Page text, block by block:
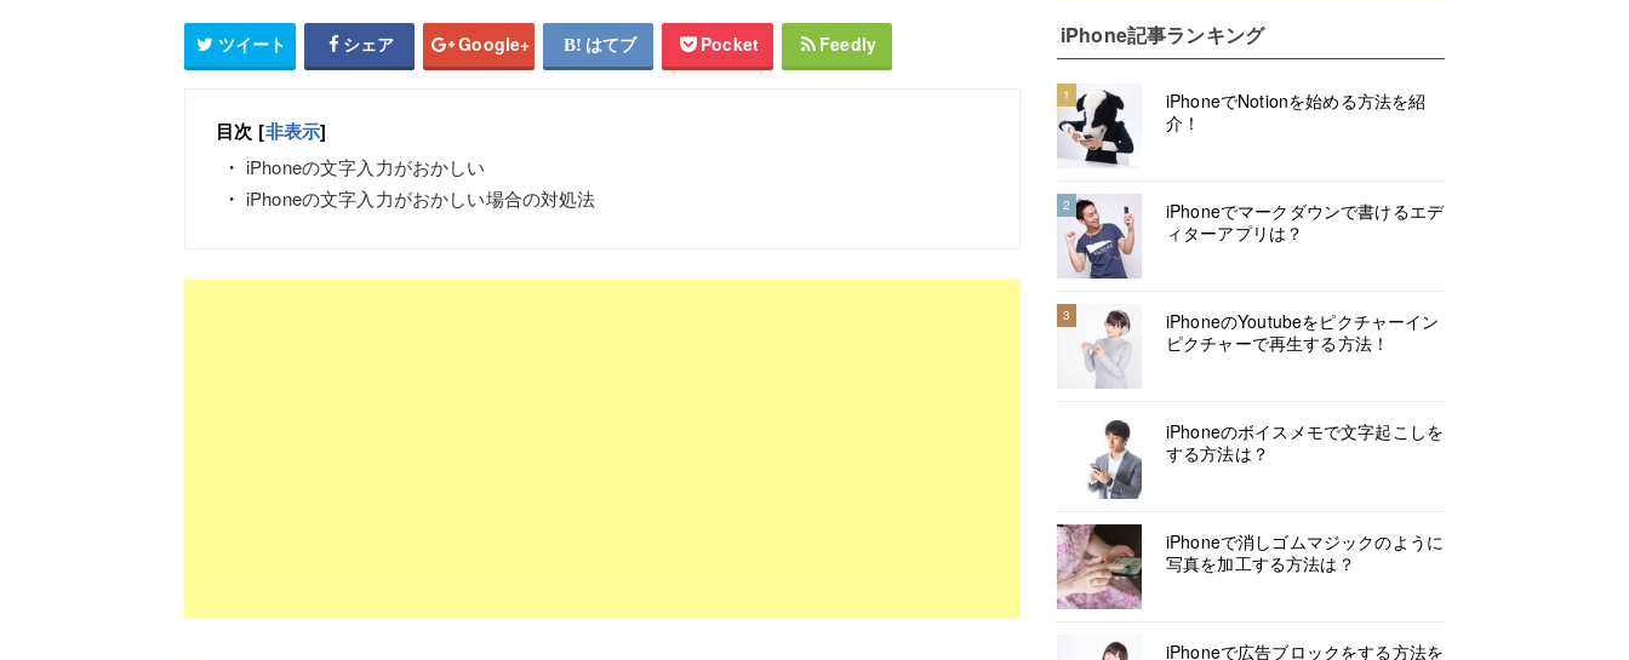
ツイート シェア Google+ はてブ Pocket Feedly
目次 [非表示]
iPhoneの文字入力がおかしい
iPhoneの文字入力がおかしい場合の対処法
iPhone記事ランキング
1
iPhoneでNotionを始める方法を紹
介！
2
iPhoneでマークダウンで書けるエデ
ィターアプリは？
3
iPhoneのYoutubeをピクチャーイン
ピクチャーで再生する方法！
iPhoneのボイスメモで文字起こしを
する方法は？
iPhoneで消しゴムマジックのように
写真を加工する方法は？
iPhoneで広告ブロックをする方法を